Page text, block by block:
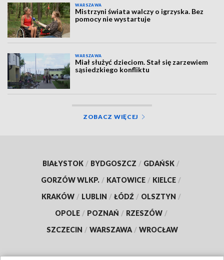
WARSZAWA
Mistrzyni świata walczy o igrzyska. Bez
pomocy nie wystartuje
WARSZAWA
Miał służyć dzieciom. Stał się zarzewiem
sąsiedzkiego konfliktu
ZOBACZ WIĘCEJ
BIAŁYSTOK / BYDGOSZCZ / GDAŃSK /
GORZÓW WLKP. / KATOWICE / KIELCE /
KRAKÓW / LUBLIN / ŁÓDŹ / OLSZTYN /
OPOLE / POZNAŃ / RZESZÓW /
SZCZECIN / WARSZAWA / WROCŁAW